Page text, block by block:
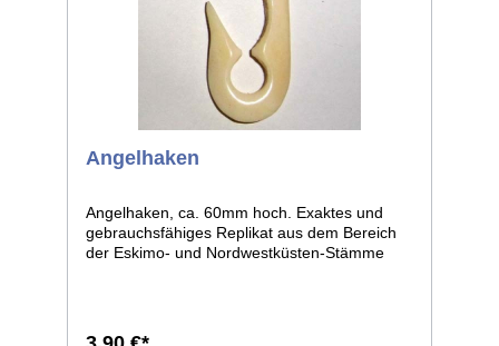
Angelhaken
Angelhaken, ca. 60mm hoch. Exaktes und
gebrauchsfähiges Replikat aus dem Bereich
der Eskimo- und Nordwestküsten-Stämme